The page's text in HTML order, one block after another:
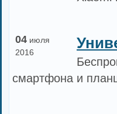
04 июля
2016
смартфона и